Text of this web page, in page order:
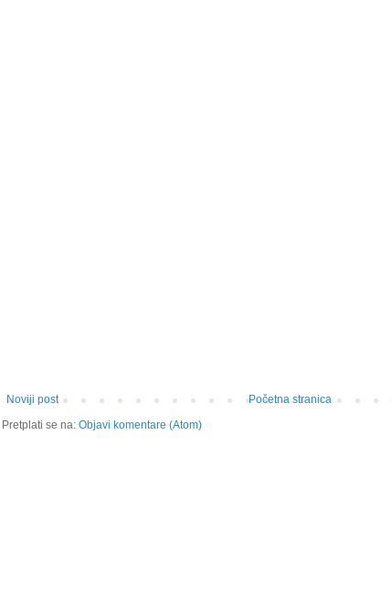
Noviji post
Početna stranica
Pretplati se na: Objavi komentare (Atom)